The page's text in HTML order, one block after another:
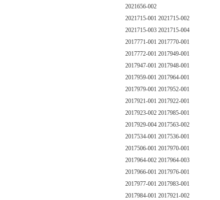
2021656-002
2021715-001 2021715-002
2021715-003 2021715-004
2017771-001 2017770-001
2017772-001 2017949-001
2017947-001 2017948-001
2017959-001 2017964-001
2017979-001 2017952-001
2017921-001 2017922-001
2017923-002 2017985-001
2017929-004 2017563-002
2017534-001 2017536-001
2017506-001 2017970-001
2017964-002 2017964-003
2017966-001 2017976-001
2017977-001 2017983-001
2017984-001 2017921-002